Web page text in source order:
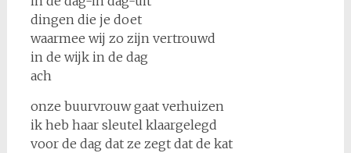
dingen die je doet
waarmee wij zo zijn vertrouwd
in de wijk in de dag
ach
onze buurvrouw gaat verhuizen
ik heb haar sleutel klaargelegd
voor de dag dat ze zegt dat de kat